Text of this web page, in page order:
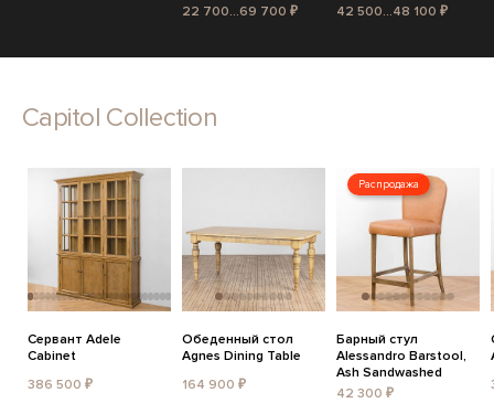
22 700...69 700 ₽
42 500...48 100 ₽
Capitol Collection
Сервант Adele
Cabinet
386 500 ₽
Обеденный стол
Agnes Dining Table
164 900 ₽
Распродажа
Барный стул
Alessandro Barstool,
Ash Sandwashed
42 300 ₽